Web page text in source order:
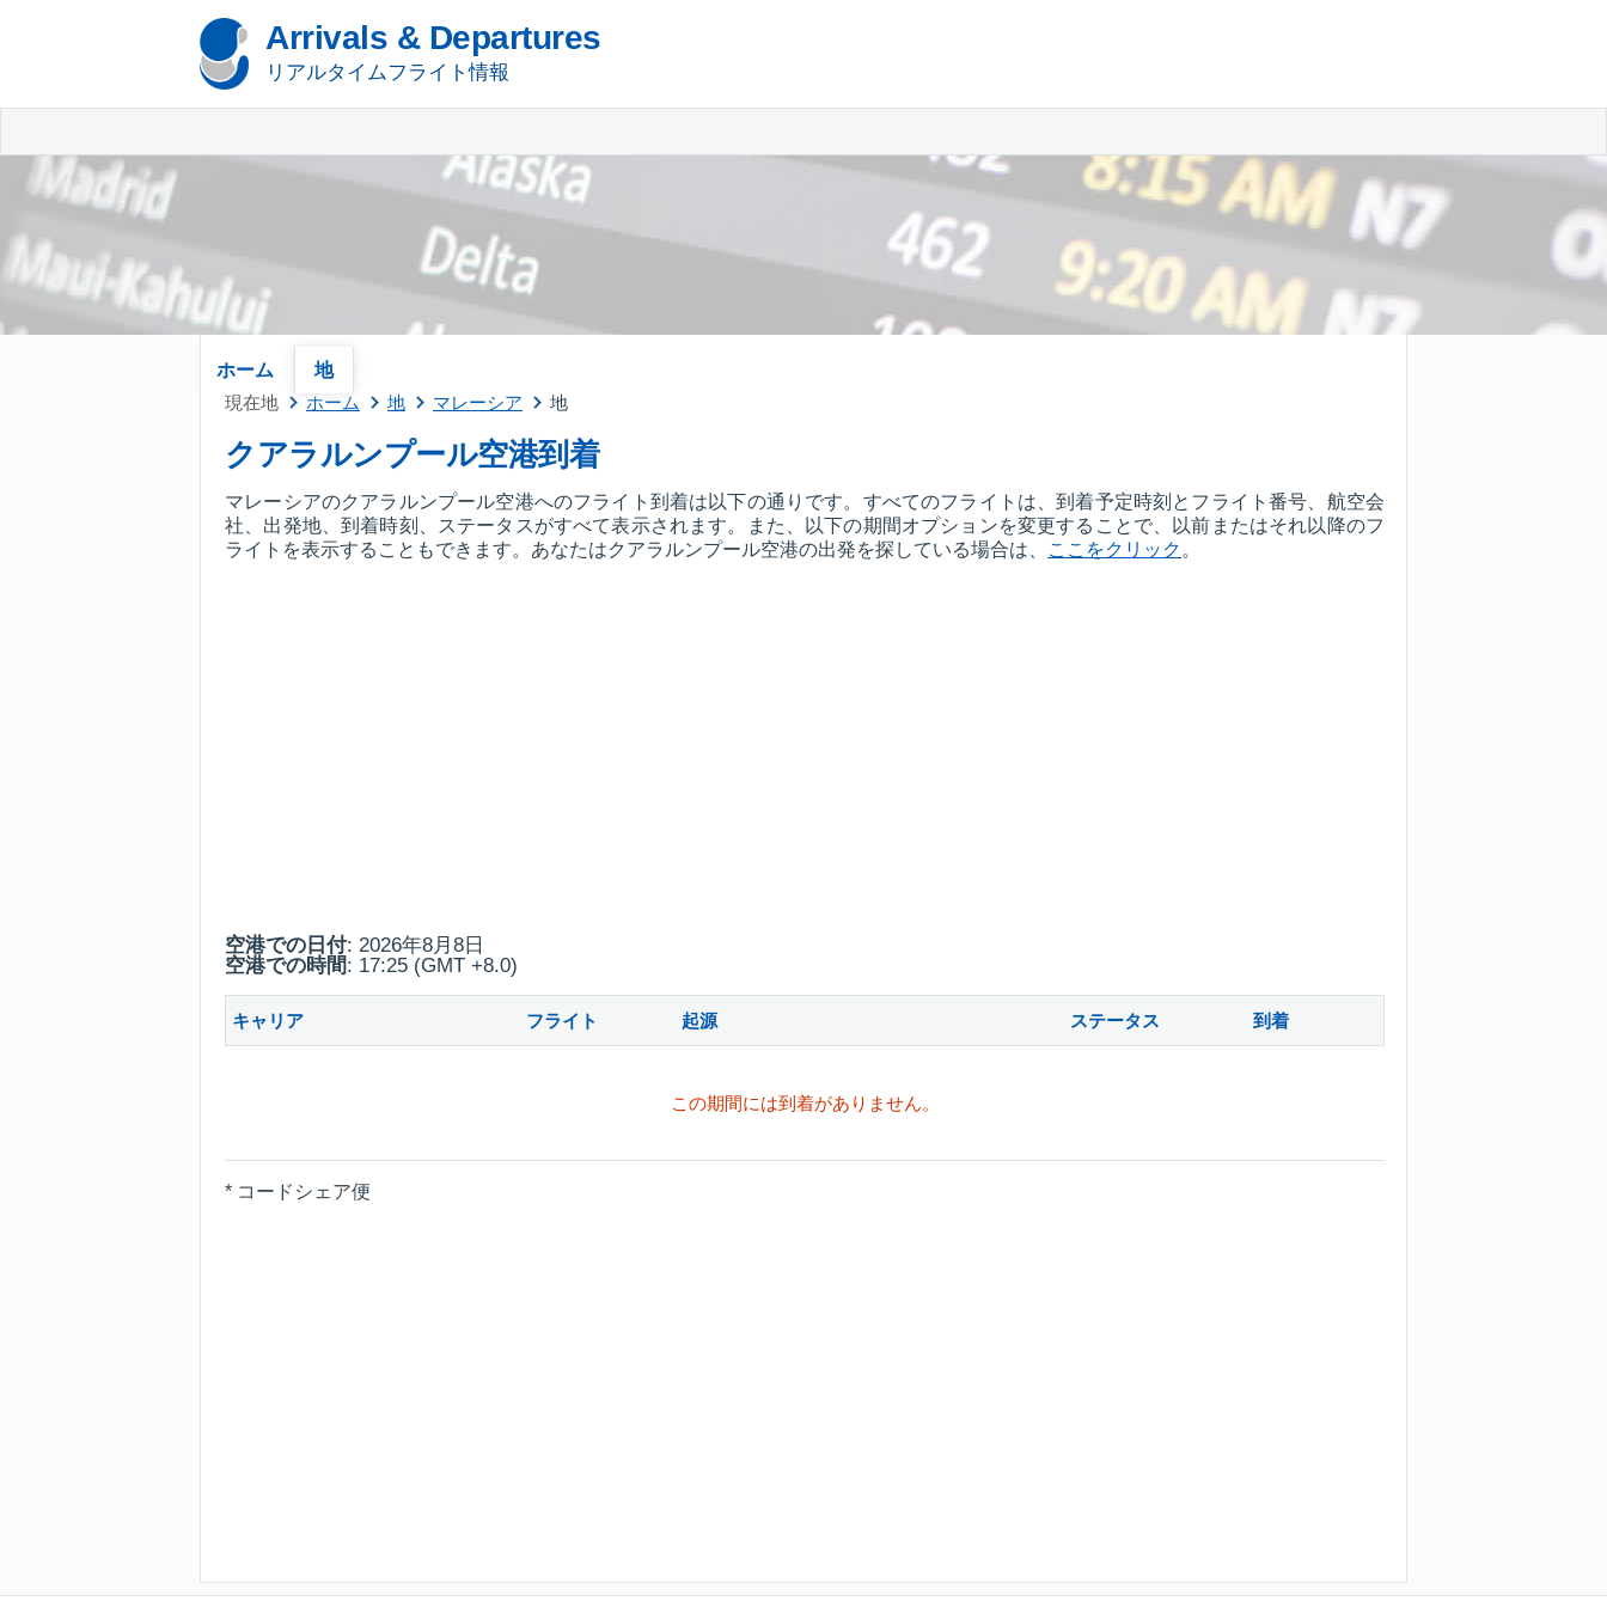
Arrivals & Departures
リアルタイムフライト情報
ホーム
地
現在地
ホーム 地 マレーシア 地
クアラルンプール空港到着
マレーシアのクアラルンプール空港へのフライト到着は以下の通りです。すべてのフライトは、到着予定時刻とフライト番号、航空会
社、出発地、到着時刻、ステータスがすべて表示されます。また、以下の期間オプションを変更することで、以前またはそれ以降のフ
ライトを表示することもできます。あなたはクアラルンプール空港の出発を探している場合は、
ここをクリック 。
空港での日付: 2026年8月8日
空港での時間: 17:25 (GMT +8.0)
キャリア フライト 起源 ステータス 到着
この期間には到着がありません。
* コードシェア便